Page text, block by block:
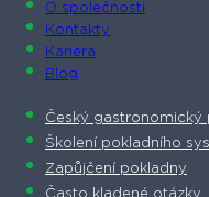
O společnosti​
Kontakty
Kariéra
Blog
Český gastronomický
Školení pokladního
Zapůjčení pokladny